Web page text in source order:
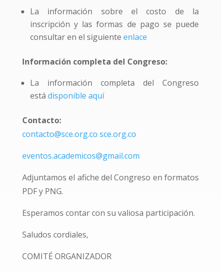
La información sobre el costo de la
inscripción y las formas de pago se puede
consultar en el siguiente enlace
Información completa del Congreso:
La información completa del Congreso
está disponible aquí
Contacto:
contacto@sce.org.co sce.org.co
eventos.academicos@gmail.com
Adjuntamos el afiche del Congreso en formatos
PDF y PNG.
Esperamos contar con su valiosa participación.
Saludos cordiales,
COMITÉ ORGANIZADOR